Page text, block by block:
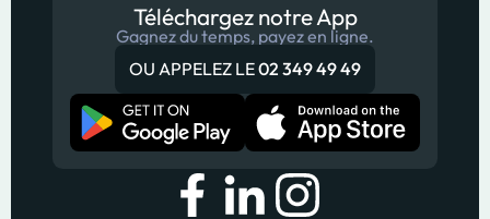
Téléchargez notre App
Gagnez du temps, payez en ligne.
OU APPELEZ LE02 349 49 49